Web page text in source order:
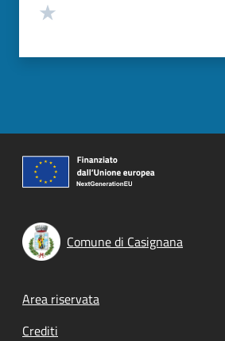
Comune di Casignana
Footer menu
Area riservata
Crediti